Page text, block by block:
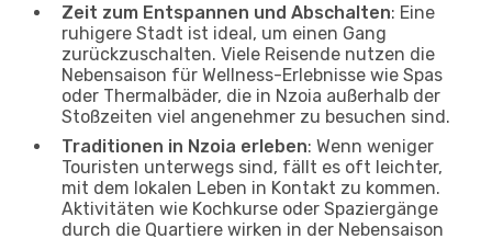
Zeit zum Entspannen und Abschalten: Eine
ruhigere Stadt ist ideal, um einen Gang
zurückzuschalten. Viele Reisende nutzen die
Nebensaison für Wellness-Erlebnisse wie Spas
oder Thermalbäder, die in Nzoia außerhalb der
Stoßzeiten viel angenehmer zu besuchen sind.
Traditionen in Nzoia erleben: Wenn weniger
Touristen unterwegs sind, fällt es oft leichter,
mit dem lokalen Leben in Kontakt zu kommen.
Aktivitäten wie Kochkurse oder Spaziergänge
durch die Quartiere wirken in der Nebensaison